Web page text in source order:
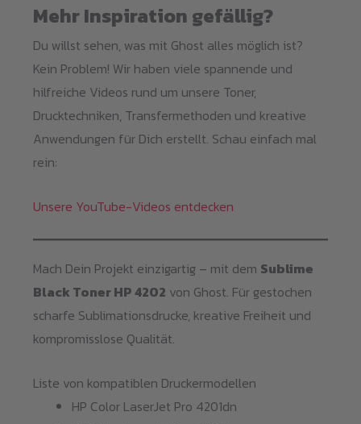
Mehr Inspiration gefällig?
Du willst sehen, was mit Ghost alles möglich ist?
Kein Problem! Wir haben viele spannende und
hilfreiche Videos rund um unsere Toner,
Drucktechniken, Transfermethoden und kreative
Anwendungen für Dich erstellt. Schau einfach mal
rein:
Unsere YouTube-Videos entdecken
Mach Dein Projekt einzigartig – mit dem Sublime
Black Toner HP 4202 von Ghost. Für gestochen
scharfe Sublimationsdrucke, kreative Freiheit und
kompromisslose Qualität.
Liste von kompatiblen Druckermodellen
HP Color LaserJet Pro 4201dn